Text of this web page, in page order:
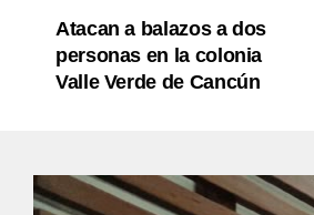
Atacan a balazos a dos
personas en la colonia
Valle Verde de Cancún